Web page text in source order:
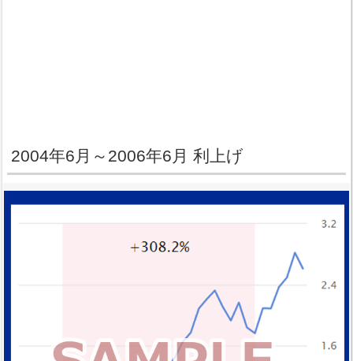
2004年6月～2006年6月 利上げ